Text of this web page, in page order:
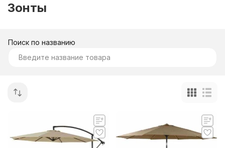
Зонты
Поиск по названию